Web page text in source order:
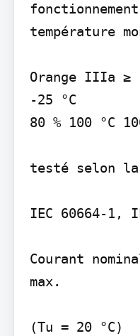
température
Orange IIIa ≥
-25 °C
80 % 100 °C
testé selon la
IEC 60664-1,
Courant
max.
(Tu = 20 °C)